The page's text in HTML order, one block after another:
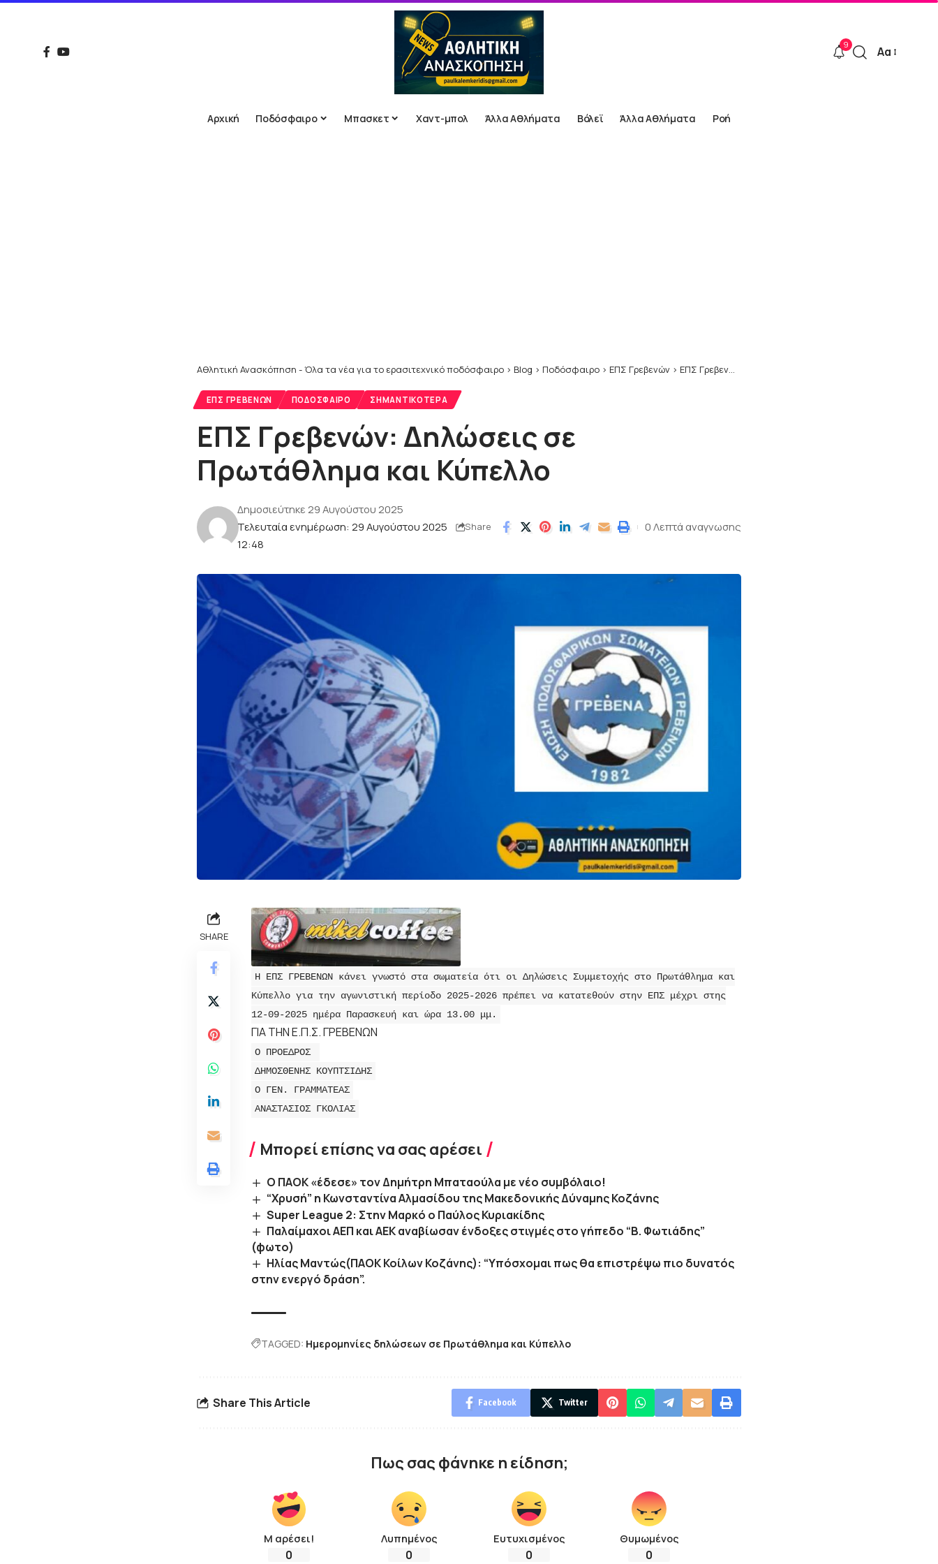
9
Font
Αα
Αρχική Ποδόσφαιρο Μπασκετ Χαντ-μπολ Άλλα Αθλήματα Βόλεϊ Άλλα Αθλήματα Ροή
Αθλητική Ανασκόπηση - Όλα τα νέα για το ερασιτεχνικό ποδόσφαιρο > Blog > Ποδόσφαιρο > ΕΠΣ Γρεβενών > ΕΠΣ Γρεβενών: Δηλώσεις σε Πρωτάθλημα και Κύπελλο
ΕΠΣ ΓΡΕΒΕΝΏΝ ΠΟΔΌΣΦΑΙΡΟ ΣΗΜΑΝΤΙΚΌΤΕΡΑ
ΕΠΣ Γρεβενών: Δηλώσεις σε
Πρωτάθλημα και Κύπελλο
Τελευταία ενημέρωση: 29 Αυγούστου 2025
12:48
Δημοσιεύτηκε 29 Αυγούστου 2025
Share 0 Λεπτά αναγνωσης
SHARE
Η ΕΠΣ ΓΡΕΒΕΝΩΝ κάνει γνωστό στα σωματεία ότι οι Δηλώσεις Συμμετοχής στο Πρωτάθλημα και
Κύπελλο για την αγωνιστική περίοδο 2025-2026 πρέπει να κατατεθούν στην ΕΠΣ μέχρι στης
12-09-2025 ημέρα Παρασκευή και ώρα 13.00 μμ.
ΓΙΑ ΤΗΝ Ε.Π.Σ. ΓΡΕΒΕΝΩΝ
Ο ΠΡΟΕΔΡΟΣ
ΔΗΜΟΣΘΕΝΗΣ ΚΟΥΠΤΣΙΔΗΣ
Ο ΓΕΝ. ΓΡΑΜΜΑΤΕΑΣ
ΑΝΑΣΤΑΣΙΟΣ ΓΚΟΛΙΑΣ
Μπορεί επίσης να σας αρέσει
Ο ΠΑΟΚ «έδεσε» τον Δημήτρη Μπαταούλα με νέο συμβόλαιο!
“Χρυσή” η Κωνσταντίνα Αλμασίδου της Μακεδονικής Δύναμης Κοζάνης
Super League 2: Στην Μαρκό ο Παύλος Κυριακίδης
Παλαίμαχοι ΑΕΠ και ΑΕΚ αναβίωσαν ένδοξες στιγμές στο γήπεδο “Β. Φωτιάδης”
(φωτο)
Ηλίας Μαντώς(ΠΑΟΚ Κοίλων Κοζάνης): “Υπόσχομαι πως θα επιστρέψω πιο δυνατός
στην ενεργό δράση”.
TAGGED: Ημερομηνίες δηλώσεων σε Πρωτάθλημα και Κύπελλο
Share This Article Facebook Twitter
Πως σας φάνηκε η είδηση;
Μ αρέσει!
0
Λυπημένος
0
Ευτυχισμένος
0
Θυμωμένος
0